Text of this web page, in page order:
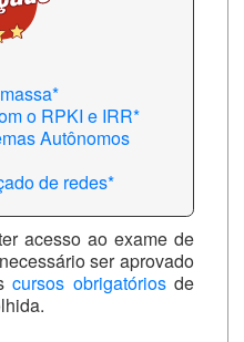
o RPKI e IRR*
Autônomos
de redes*
acesso ao exame de
ser aprovado
cursos obrigatóriosde